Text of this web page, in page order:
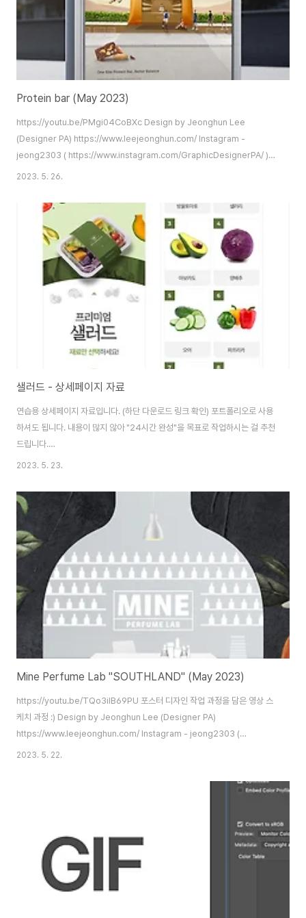
Protein bar (May 2023)
https://youtu.be/PMgi04CoBXc Design by Jeonghun Lee
(Designer PA) https://www.leejeonghun.com/ Instagram -
jeong2303 ( https://www.instagram.com/GraphicDesignerPA/ )
Blog - https://artworks2004.tistory.com/ Kakao Talk -
diworks2004@gmail.com
2023. 5. 26.
샐러드 - 상세페이지 자료
연습용 상세페이지 자료입니다. (하단 다운로드 링크 확인) 포트폴리오로 사용
하셔도 됩니다. 내용이 많지 않아 "24시간 완성"을 목표로 작업하시는 걸 추천
드립니다.
https://drive.google.com/drive/folders/
에 파일을 추가하려면 로그인하세요. drive.google.com Design by
Jeonghun Lee (Designer PA) https://www.leejeonghun.com/
Instagram - jeong2303 (
https://www.instagram.com/GraphicDesignerPA/ ) Blog - ht..
2023. 5. 23.
Mine Perfume Lab "SOUTHLAND" (May 2023)
https://youtu.be/TQo3ilB69PU 포스터 디자인 작업 과정을 담은 영상 스
케치 과정 :) Design by Jeonghun Lee (Designer PA)
https://www.leejeonghun.com/ Instagram - jeong2303 (
https://www.instagram.com/GraphicDesignerPA/ ) Blog -
https://open.kakao.com/o/stT8Snob ) diworks2004@gmail.com
2023. 5. 22.